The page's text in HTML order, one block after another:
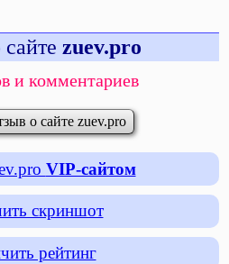
zuev.pro
и комментариев
о сайте zuev.pro
VIP-сайтом
скриншот
рейтинг